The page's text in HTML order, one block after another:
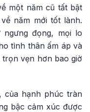
một năm cũ tất bật
năm mới tốt lành.
ngưng đọng, mọi lo
tình thân ấm áp và
vẹn hơn bao giờ
của hạnh phúc tràn
bậc cảm xúc được